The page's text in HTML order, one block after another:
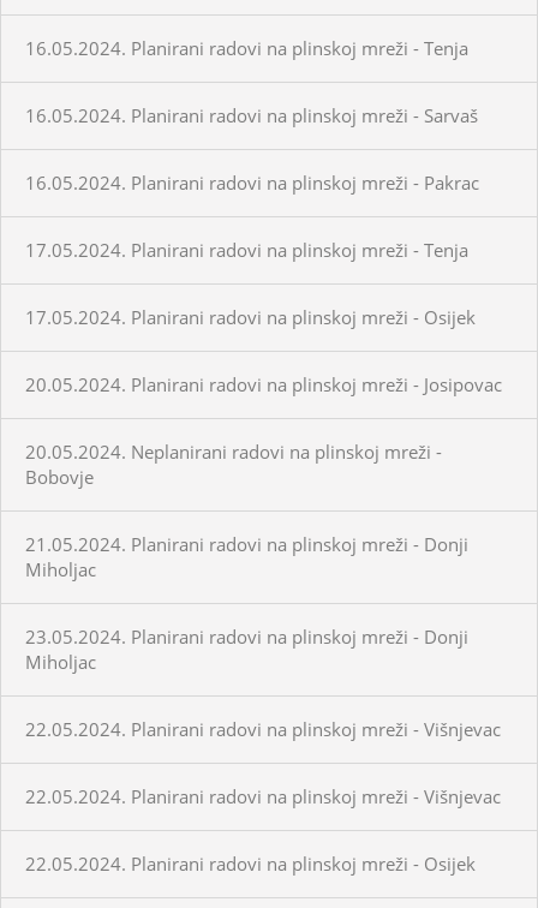
16.05.2024. Planirani radovi na plinskoj mreži - Tenja
16.05.2024. Planirani radovi na plinskoj mreži - Sarvaš
16.05.2024. Planirani radovi na plinskoj mreži - Pakrac
17.05.2024. Planirani radovi na plinskoj mreži - Tenja
17.05.2024. Planirani radovi na plinskoj mreži - Osijek
20.05.2024. Planirani radovi na plinskoj mreži - Josipovac
20.05.2024. Neplanirani radovi na plinskoj mreži -
Bobovje
21.05.2024. Planirani radovi na plinskoj mreži - Donji
Miholjac
23.05.2024. Planirani radovi na plinskoj mreži - Donji
Miholjac
22.05.2024. Planirani radovi na plinskoj mreži - Višnjevac
22.05.2024. Planirani radovi na plinskoj mreži - Višnjevac
22.05.2024. Planirani radovi na plinskoj mreži - Osijek